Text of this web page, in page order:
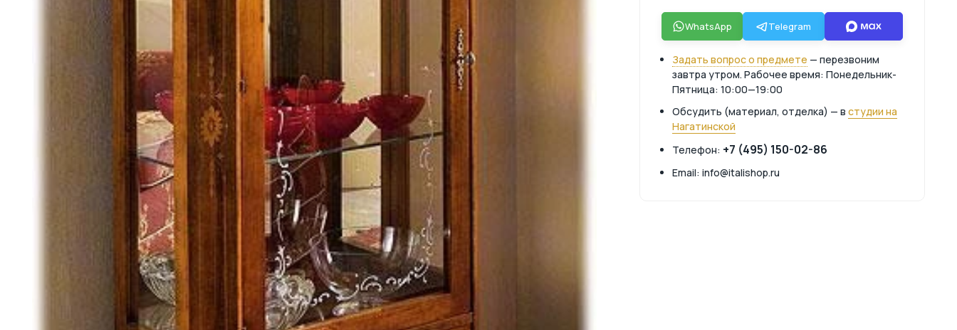
WhatsApp Telegram
Задать вопрос о предмете — перезвоним
завтра утром. Рабочее время: Понедельник-
Пятница: 10:00—19:00
Обсудить (материал, отделка) — в студии на
Нагатинской
Телефон: +7 (495) 150-02-86
Email: info@italishop.ru